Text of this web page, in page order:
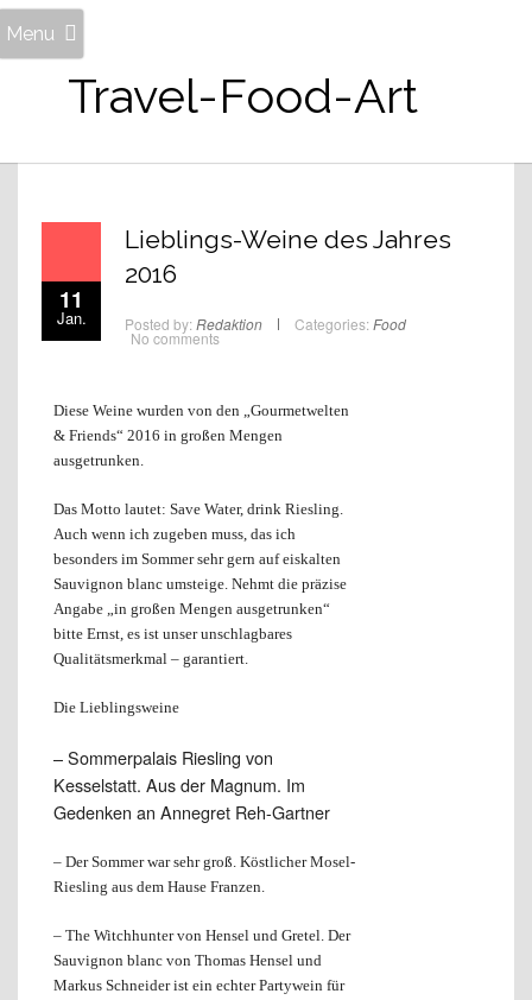
Travel-Food-Art
Menu
11
Jan.
Lieblings-Weine des Jahres
2016
Posted by: Redaktion Categories: Food
No comments
Diese Weine wurden von den „Gourmetwelten
& Friends“ 2016 in großen Mengen
ausgetrunken.
Das Motto lautet: Save Water, drink Riesling.
Auch wenn ich zugeben muss, das ich
besonders im Sommer sehr gern auf eiskalten
Sauvignon blanc umsteige. Nehmt die präzise
Angabe „in großen Mengen ausgetrunken“
bitte Ernst, es ist unser unschlagbares
Qualitätsmerkmal – garantiert.
Die Lieblingsweine
– Sommerpalais Riesling von
Kesselstatt. Aus der Magnum. Im
Gedenken an Annegret Reh-Gartner
– Der Sommer war sehr groß. Köstlicher Mosel-
Riesling aus dem Hause Franzen.
– The Witchhunter von Hensel und Gretel. Der
Sauvignon blanc von Thomas Hensel und
Markus Schneider ist ein echter Partywein für